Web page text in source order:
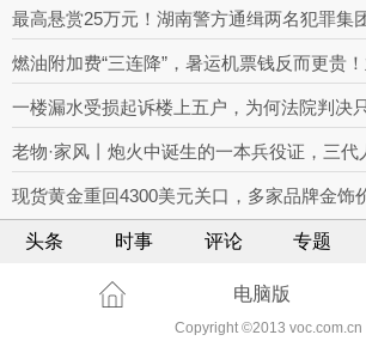
最高悬赏25万元！湖南警方通缉两名犯罪集
一楼漏水受损起诉楼上五户，为何法院判决
现货黄金重回4300美元关口，多家品牌金饰
头条 时事 评论 专题
电脑版
Copyright ©2013 voc.com.cn